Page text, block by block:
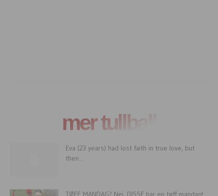
mer tullball
Eva (23 years) had lost faith in true love, but
then...